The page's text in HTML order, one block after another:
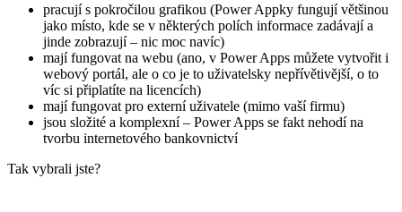
pracují s pokročilou grafikou (Power Appky fungují většinou
jako místo, kde se v některých polích informace zadávají a
jinde zobrazují – nic moc navíc)
mají fungovat na webu (ano, v Power Apps můžete vytvořit i
webový portál, ale o co je to uživatelsky nepřívětivější, o to
víc si připlatíte na licencích)
mají fungovat pro externí uživatele (mimo vaší firmu)
jsou složité a komplexní – Power Apps se fakt nehodí na
tvorbu internetového bankovnictví
Tak vybrali jste?